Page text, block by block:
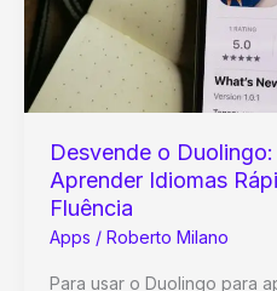
Economizar
Dinheiro
Desvende o
Aprender Idiomas
Fluência
Apps / Roberto Milano
Para usar o Duolingo para